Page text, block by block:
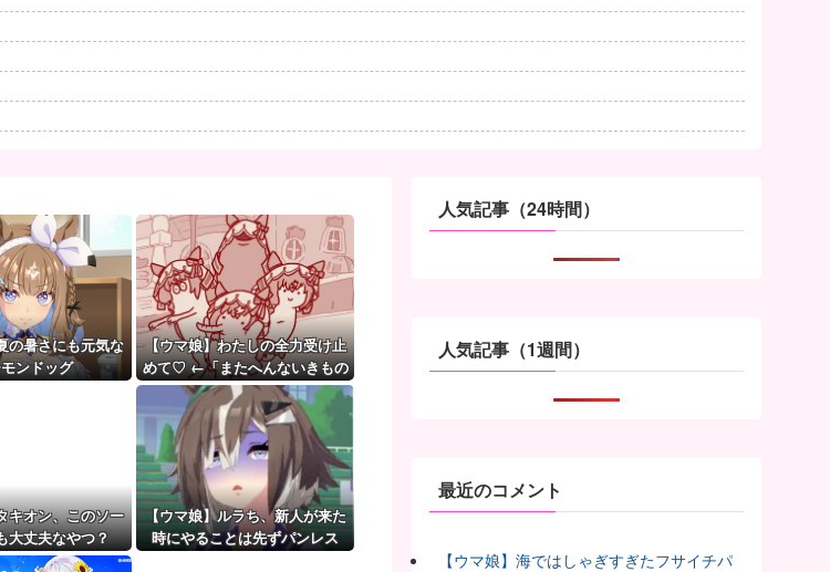
の暑さにも元気な
ンドッグ
【ウマ娘】わたしの全力受け止
めて♡ ←「またへんないきもの
がふえてる…」
キオン、このソー
大丈夫なやつ？
【ウマ娘】ルラち、新人が来た
時にやることは先ずパンレス
人気記事（24時間）
人気記事（1週間）
最近のコメント
【ウマ娘】海ではしゃぎすぎたフサイチパ